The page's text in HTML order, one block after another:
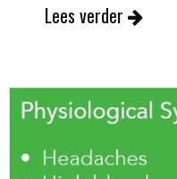
Lees verder